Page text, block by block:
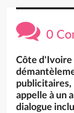
0
Côte d'Ivoire
appelle à un
dialogue